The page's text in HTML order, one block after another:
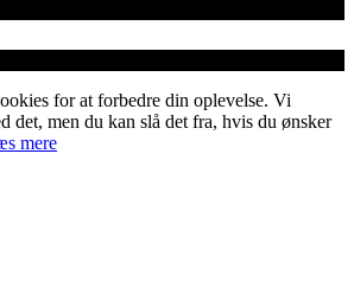
for at forbedre din oplevelse. Vi
det, men du kan slå det fra, hvis du ønsker
mere